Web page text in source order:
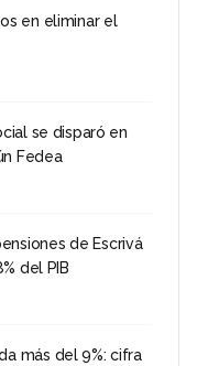
en eliminar el
se disparó en
Fedea
de Escrivá
del PIB
más del 9%: cifra